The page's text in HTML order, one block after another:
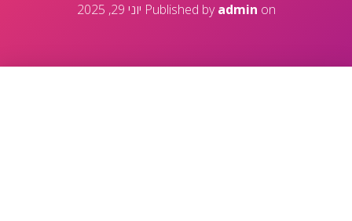
Published byadmin on יוני 29, 2025